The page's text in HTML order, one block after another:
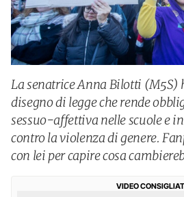
La senatrice Anna Bilotti (M5S)
disegno di legge che rende
sessuo-affettiva nelle scuole e
contro la violenza di genere.
con lei per capire cosa
VIDEO